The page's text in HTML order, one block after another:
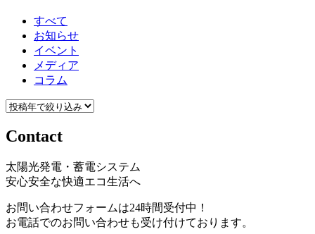
すべて
お知らせ
イベント
メディア
コラム
Contact
太陽光発電・蓄電システム
安心安全な快適エコ生活へ
お問い合わせフォームは24時間受付中！
お電話でのお問い合わせも受け付けております。